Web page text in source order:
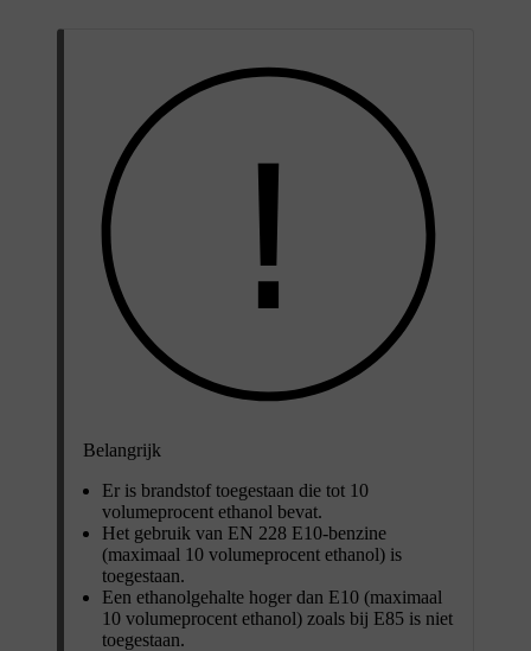
Belangrijk
Er is brandstof toegestaan die tot 10
volumeprocent ethanol bevat.
Het gebruik van EN 228 E10-benzine
(maximaal 10 volumeprocent ethanol) is
toegestaan.
Een ethanolgehalte hoger dan E10 (maximaal
10 volumeprocent ethanol) zoals bij E85 is niet
toegestaan.